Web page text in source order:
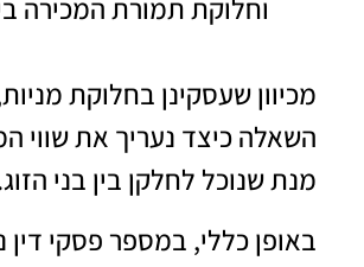
וחלוקת תמורת המכירה
מכיוון שעסקינן בחלוקת
השאלה כיצד נעריך את שווי
מנת שנוכל לחלקן בין בני
באופן כללי, במספר פסקי דין